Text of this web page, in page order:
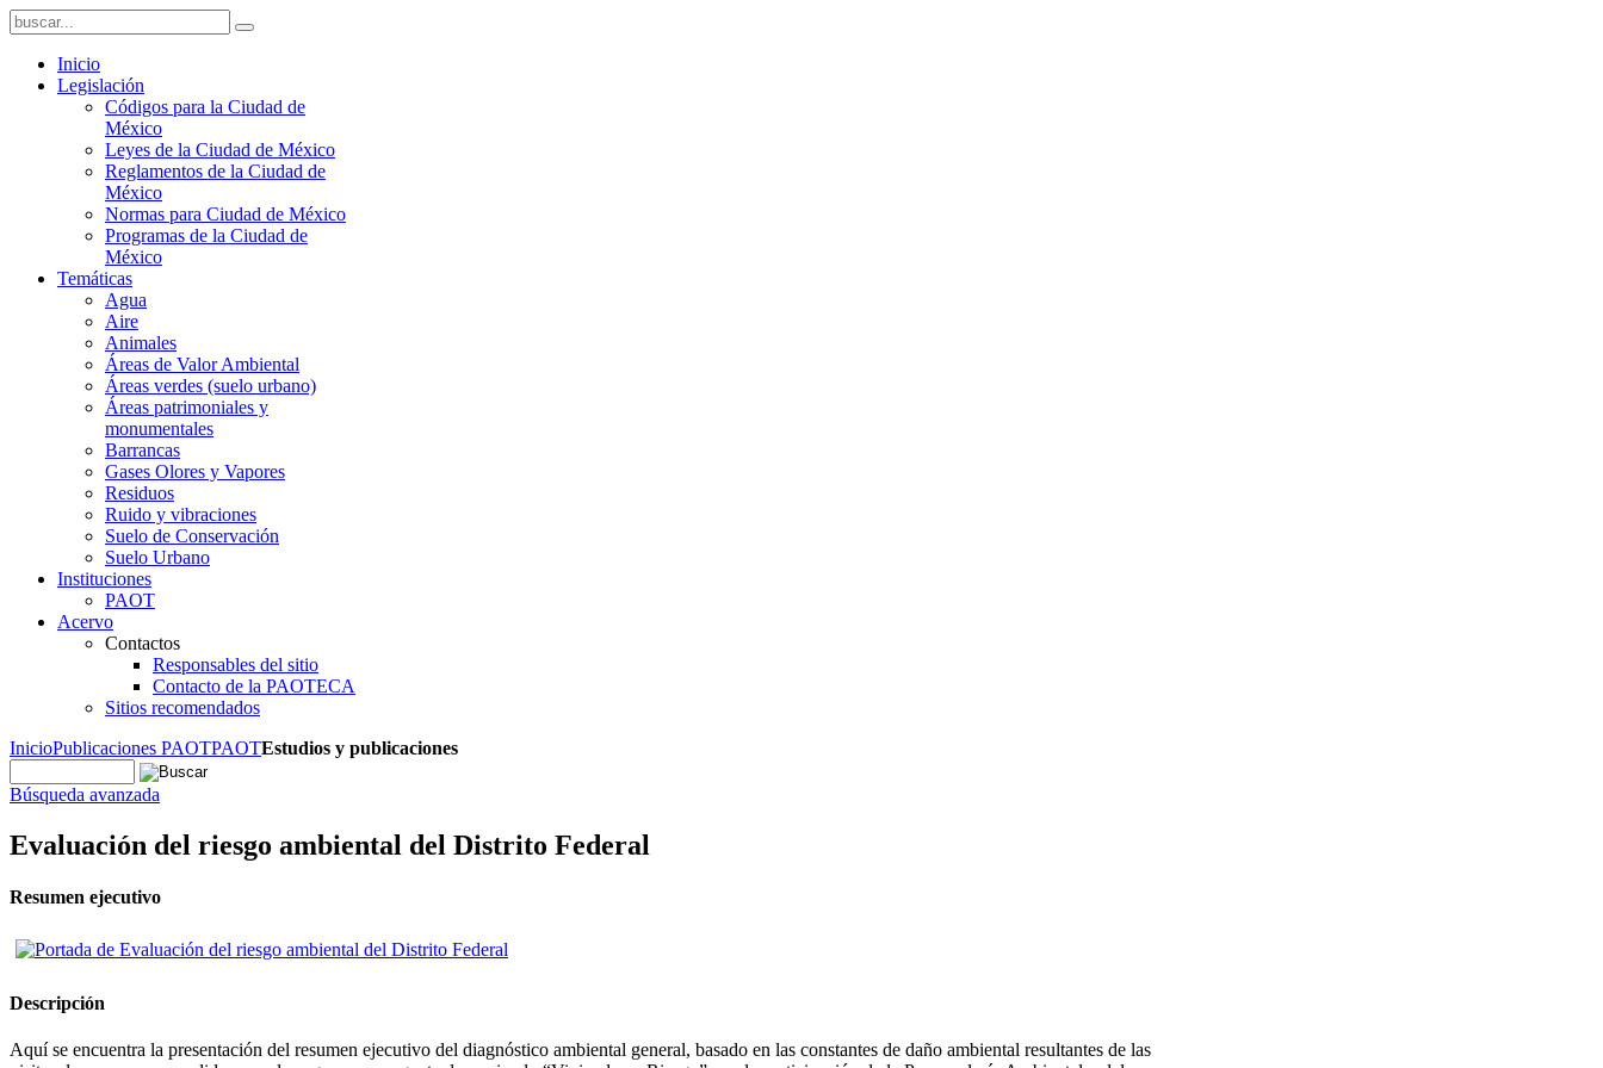
Inicio
Legislación
Códigos para la Ciudad de
México
Leyes de la Ciudad de México
Reglamentos de la Ciudad de
México
Normas para Ciudad de México
Programas de la Ciudad de
México
Temáticas
Agua
Aire
Animales
Áreas de Valor Ambiental
Áreas verdes (suelo urbano)
Áreas patrimoniales y
monumentales
Barrancas
Gases Olores y Vapores
Residuos
Ruido y vibraciones
Suelo de Conservación
Suelo Urbano
Instituciones
PAOT
Acervo
Contactos
Responsables del sitio
Contacto de la PAOTECA
Sitios recomendados
InicioPublicaciones PAOTPAOTEstudios y publicaciones
Búsqueda avanzada
Evaluación del riesgo ambiental del Distrito Federal
Resumen ejecutivo
Descripción
Aquí se encuentra la presentación del resumen ejecutivo del diagnóstico ambiental general, basado en las constantes de daño ambiental resultantes de las